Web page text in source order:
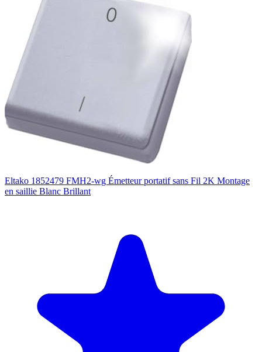
Eltako 1852479 FMH2-wg Émetteur portatif sans Fil 2K Montage
en saillie Blanc Brillant